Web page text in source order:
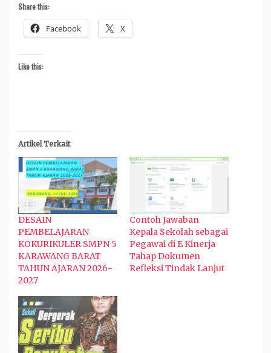
Share this:
Facebook X
Like this:
Artikel Terkait
DESAIN
PEMBELAJARAN
KOKURIKULER SMPN 5
KARAWANG BARAT
TAHUN AJARAN 2026-
2027
Contoh Jawaban
Kepala Sekolah sebagai
Pegawai di E Kinerja
Tahap Dokumen
Refleksi Tindak Lanjut